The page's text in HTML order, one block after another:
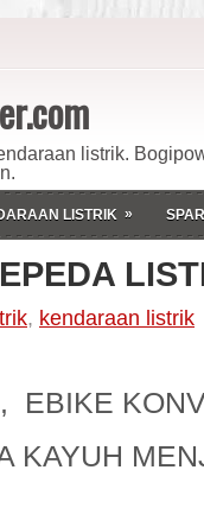
listrik.
LISTRIK »
, kendaraan listrik
EBIKE
KAYUH